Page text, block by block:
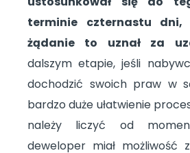
terminie czternastu dni,
żądanie to uznał za
dalszym etapie, jeśli
dochodzić swoich praw w
bardzo duże ułatwienie
należy liczyć od
deweloper miał możliwość